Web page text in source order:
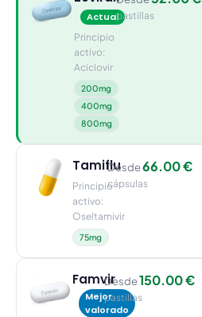
Actual
Principio
activo:
Aciclovir
200mg
400mg
800mg
pastillas
Tamiflu
Principio
activo:
Oseltamivir
75mg
Desde66.00 €
cápsulas
Famvir
Mejor
valorado
Desde150.00 €
pastillas